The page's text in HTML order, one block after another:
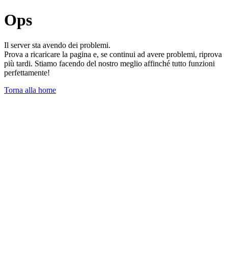
Ops
Il server sta avendo dei problemi.
Prova a ricaricare la pagina e, se continui ad avere problemi, riprova
più tardi. Stiamo facendo del nostro meglio affinché tutto funzioni
perfettamente!
Torna alla home